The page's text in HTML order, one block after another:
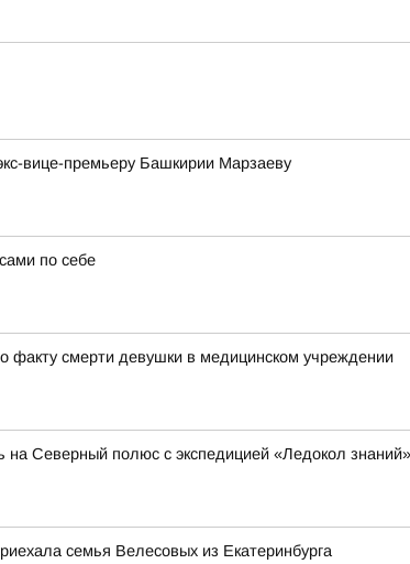
вице-премьеру Башкирии Марзаеву
по себе
факту смерти девушки в медицинском учреждении
на Северный полюс с экспедицией «Ледокол знаний»
семья Велесовых из Екатеринбурга